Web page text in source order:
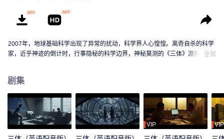
2007年，地球基础科学出现了异常的扰动，科学界人心惶惶。离奇自杀的科学
家，近乎神迹的倒计时，行事隐秘的科学边界，神秘莫测的《三体》游戏……
游戏的秘密，竟是两个文明为了生存空间，孤注一掷的生死相逐，在众人的共
同努力下，汪淼、史强等人坚定信念、重燃希望，带领大家准备一起面对即将
来临的人类危机。
全部
剧集
VIP VIP